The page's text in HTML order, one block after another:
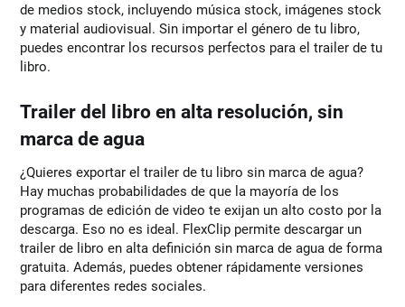
de medios stock, incluyendo música stock, imágenes stock
y material audiovisual. Sin importar el género de tu libro,
puedes encontrar los recursos perfectos para el trailer de tu
libro.
Trailer del libro en alta resolución, sin
marca de agua
¿Quieres exportar el trailer de tu libro sin marca de agua?
Hay muchas probabilidades de que la mayoría de los
programas de edición de video te exijan un alto costo por la
descarga. Eso no es ideal. FlexClip permite descargar un
trailer de libro en alta definición sin marca de agua de forma
gratuita. Además, puedes obtener rápidamente versiones
para diferentes redes sociales.